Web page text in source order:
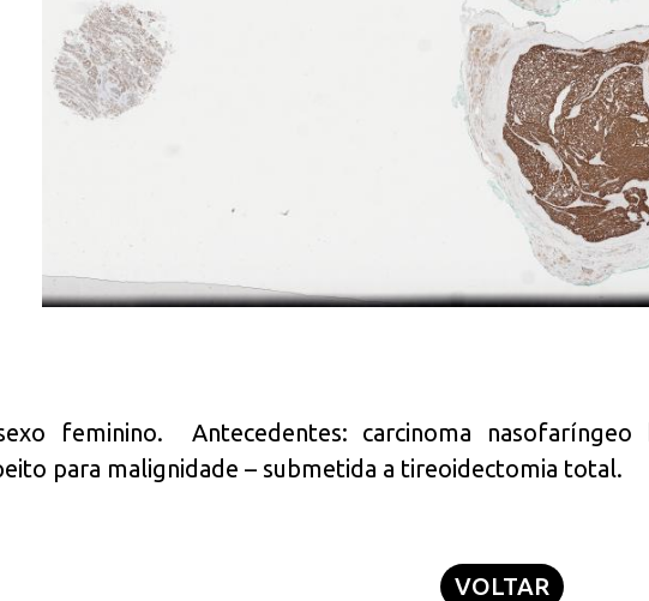
feminino. Antecedentes: carcinoma
para malignidade – submetida a tireoidectomia total.
VOLTAR